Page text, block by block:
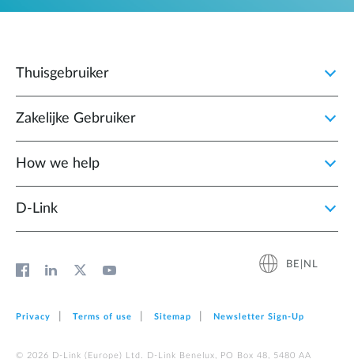
Thuisgebruiker
Zakelijke Gebruiker
How we help
D‑Link
BE|NL
Privacy Terms of use Sitemap Newsletter Sign‑Up
© 2026 D‑Link (Europe) Ltd. D-Link Benelux, PO Box 48, 5480 AA